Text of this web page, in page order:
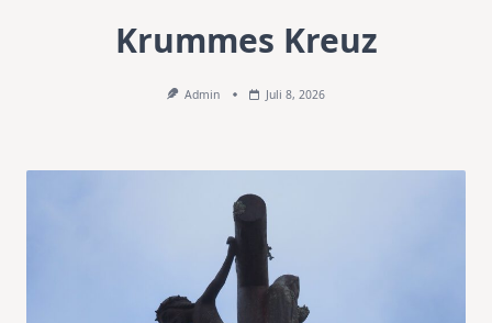
Krummes Kreuz
Admin Juli 8, 2026